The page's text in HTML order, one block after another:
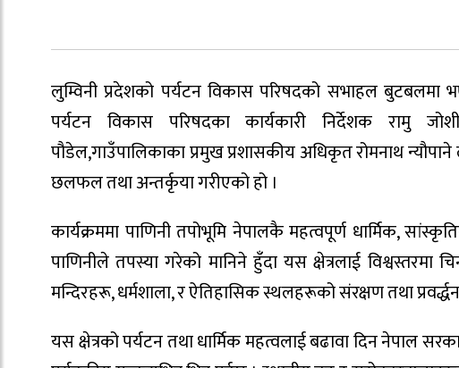
लुम्विनी प्रदेशको पर्यटन विकास परिषदको सभाहल बुटबलमा
पर्यटन विकास परिषदका कार्यकारी निर्देशक रामु
पौडेल,गाउँपालिकाका प्रमुख प्रशासकीय अधिकृत रोमनाथ
छलफल तथा अन्तर्कृया गरीएको हो ।
कार्यक्रममा पाणिनी तपोभूमि नेपालकै महत्वपूर्ण धार्मिक,
पाणिनीले तपस्या गरेको मानिने हुँदा यस क्षेत्रलाई
मन्दिरहरू, धर्मशाला, र ऐतिहासिक स्थलहरूको संरक्षण तथा
यस क्षेत्रको पर्यटन तथा धार्मिक महत्वलाई बढावा दिन नेपाल